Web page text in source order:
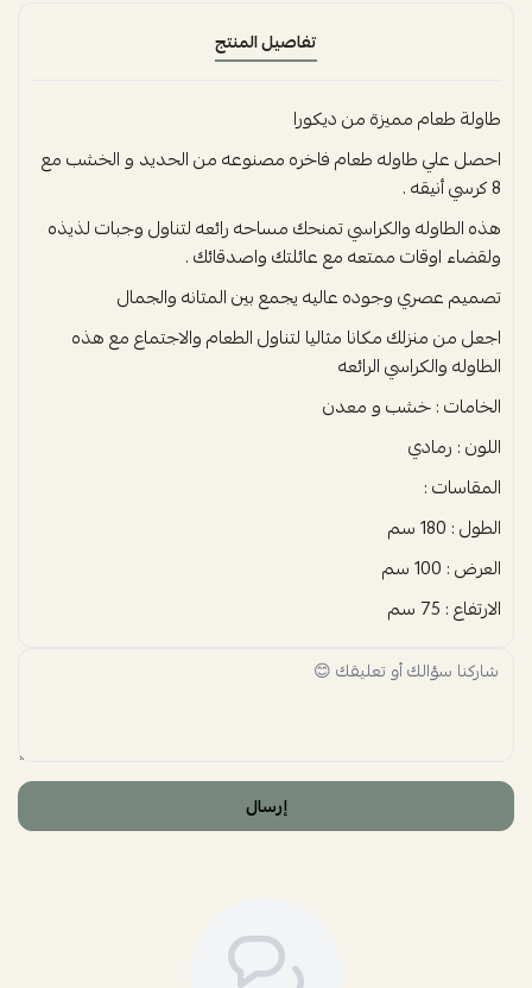
تفاصيل المنتج
طاولة طعام مميزة من ديكورا
احصل علي طاوله طعام فاخره مصنوعه من الحديد و الخشب مع
8 كرسي أنيقه .
هذه الطاوله والكراسي تمنحك مساحه رائعه لتناول وجبات لذيذه
ولقضاء اوقات ممتعه مع عائلتك واصدقائك .
تصميم عصري وجوده عاليه يجمع بين المتانه والجمال
اجعل من منزلك مكانا مثاليا لتناول الطعام والاجتماع مع هذه
الطاوله والكراسي الرائعه
الخامات : خشب و معدن
اللون : رمادي
المقاسات :
الطول : 180 سم
العرض : 100 سم
الارتفاع : 75 سم
إرسال